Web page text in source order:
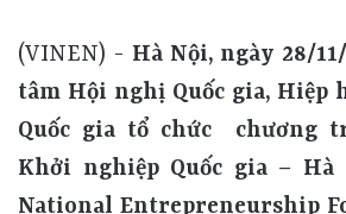
(VINEN) - Hà Nội, ngày 28/
tâm Hội nghị Quốc gia, Hiệp
Quốc gia tổ chức chương
Khởi nghiệp Quốc gia – Hà
National Entrepreneurship